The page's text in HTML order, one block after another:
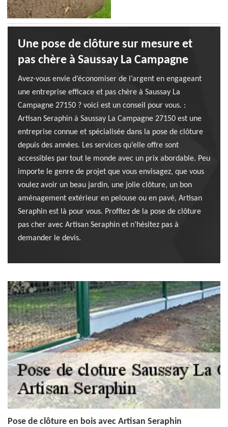
Une pose de clôture sur mesure et
pas chère à Saussay La Campagne
Avez-vous envie d’économiser de l’argent en engageant
une entreprise efficace et pas chère à Saussay La
Campagne 27150 ? voici est un conseil pour vous. :
Artisan Seraphin à Saussay La Campagne 27150 est une
entreprise connue et spécialisée dans la pose de clôture
depuis des années. Les services qu’elle offre sont
accessibles par tout le monde avec un prix abordable. Peu
importe le genre de projet que vous envisagez, que vous
voulez avoir un beau jardin, une jolie clôture, un bon
aménagement extérieur en pelouse ou en pavé, Artisan
Seraphin est là pour vous. Profitez de la pose de clôture
pas cher avec Artisan Seraphin et n’hésitez pas à
demander le devis.
Pose de clôture en bois avec Artisan Seraphin